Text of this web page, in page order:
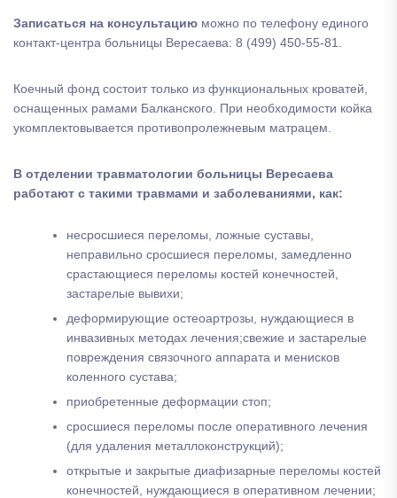
Записаться на консультацию можно по телефону единого
контакт-центра больницы Вересаева: 8 (499) 450-55-81.
Коечный фонд состоит только из функциональных кроватей,
оснащенных рамами Балканского. При необходимости койка
укомплектовывается противопролежневым матрацем.
В отделении травматологии больницы Вересаева
работают с такими травмами и заболеваниями, как:
несросшиеся переломы, ложные суставы,
неправильно сросшиеся переломы, замедленно
срастающиеся переломы костей конечностей,
застарелые вывихи;
деформирующие остеоартрозы, нуждающиеся в
инвазивных методах лечения;свежие и застарелые
повреждения связочного аппарата и менисков
коленного сустава;
приобретенные деформации стоп;
сросшиеся переломы после оперативного лечения
(для удаления металлоконструкций);
открытые и закрытые диафизарные переломы костей
конечностей, нуждающиеся в оперативном лечении;